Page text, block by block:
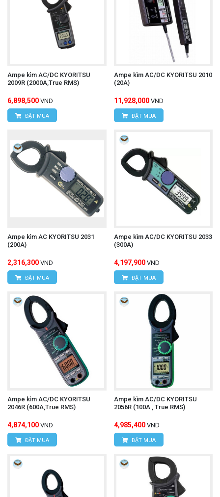
Ampe kìm AC/DC KYORITSU
2009R (2000A,True RMS)
6,898,500 VND
ĐẶT MUA
Ampe kìm AC/DC KYORITSU 2010
(20A)
11,928,000 VND
ĐẶT MUA
Ampe kìm AC KYORITSU 2031
(200A)
2,316,300 VND
ĐẶT MUA
Ampe kìm AC/DC KYORITSU 2033
(300A)
4,197,900 VND
ĐẶT MUA
Ampe kìm AC/DC KYORITSU
2046R (600A,True RMS)
4,874,100 VND
ĐẶT MUA
Ampe kìm AC/DC KYORITSU
2056R (100A , True RMS)
4,985,400 VND
ĐẶT MUA